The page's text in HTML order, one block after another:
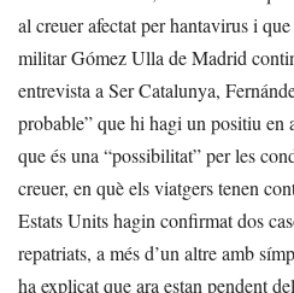
al creuer afectat per hantavirus i
militar Gómez Ulla de Madrid
entrevista a Ser Catalunya,
probable” que hi hagi un positiu en
que és una “possibilitat” per les
creuer, en què els viatgers tenen
Estats Units hagin confirmat dos
repatriats, a més d’un altre amb
ha explicat que ara estan pendent